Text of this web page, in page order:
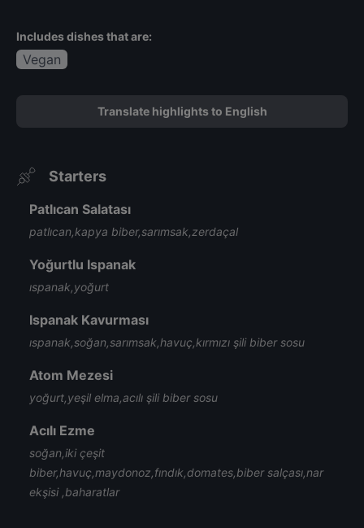
Includes dishes that are:
Vegan
Translate highlights to English
Starters
Patlıcan Salatası
patlıcan,kapya biber,sarımsak,zerdaçal
Yoğurtlu Ispanak
ıspanak,yoğurt
Ispanak Kavurması
ıspanak,soğan,sarımsak,havuç,kırmızı şili biber sosu
Atom Mezesi
yoğurt,yeşil elma,acılı şili biber sosu
Acılı Ezme
soğan,iki çeşit
biber,havuç,maydonoz,fındık,domates,biber salçası,nar
ekşisi ,baharatlar